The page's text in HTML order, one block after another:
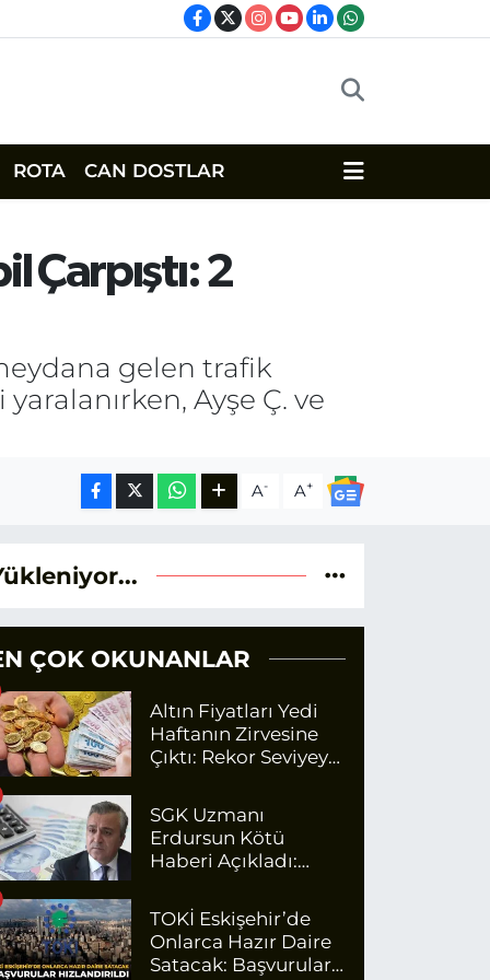
ROTA CAN DOSTLAR
Çarpıştı: 2
gelen trafik
Ayşe Ç. ve
A- A+
ÇOK OKUNANLAR
Altın Fiyatları Yedi
Haftanın Zirvesine
Çıktı: Rekor Seviyeye
SGK Uzmanı
Erdursun Kötü
Haberi Açıkladı:
İçin Net Rakam
TOKİ Eskişehir’de
Onlarca Hazır Daire
Satacak: Başvurular